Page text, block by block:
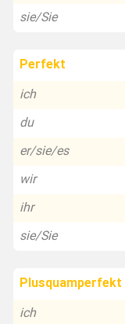
sie/Sie
Perfekt
ich
du
er/sie/es
wir
ihr
sie/Sie
Plusquamperfekt
ich